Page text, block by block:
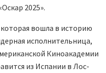
2025».
вошла в историю
исполнительница,
Киноакадемии
из Испании в Лос-